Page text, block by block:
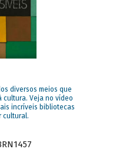
diversos meios que
cultura. Veja no vídeo
incríveis bibliotecas
cultural.